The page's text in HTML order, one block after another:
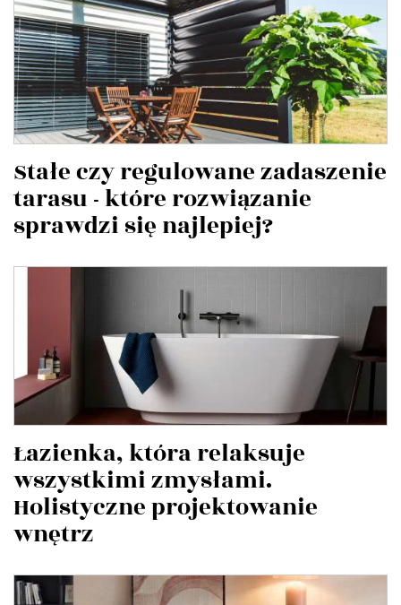
Stałe czy regulowane zadaszenie
tarasu - które rozwiązanie
sprawdzi się najlepiej?
Łazienka, która relaksuje
wszystkimi zmysłami.
Holistyczne projektowanie
wnętrz